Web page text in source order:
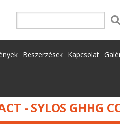
Beszerzések Kapcsolat
- SYLOS GHHG